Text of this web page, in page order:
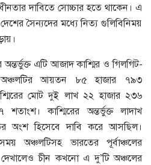
দাবিতে সোচ্চার হতে থাকেন। এ
সৈন্যদের মধ্যে নিত্য গুলিবিনিময়
অন্তর্ভুক্ত এটি আজাদ কাশ্মির ও গিলগিট-
অঞ্চলটির আয়তন ৮৫ হাজার ৭৯৩
মোট দুই লাখ ২২ হাজার ২৩৬
কাশ্মিরের অন্তর্ভুক্ত লাদাখ
অংশ হিসেবে দাবি করে আসছিল।
অঞ্চলটিসহ ভারতের পূর্বাঞ্চলের
চীন কখনো এ দু’টি অঞ্চলের